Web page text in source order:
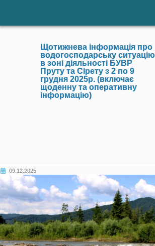
Щотижнева інформація про
водогосподарську ситуацію
в зоні діяльності БУВР
Пруту та Сірету з 2 по 9
грудня 2025р. (включає
щоденну та оперативну
інформацію)
09.12.2025